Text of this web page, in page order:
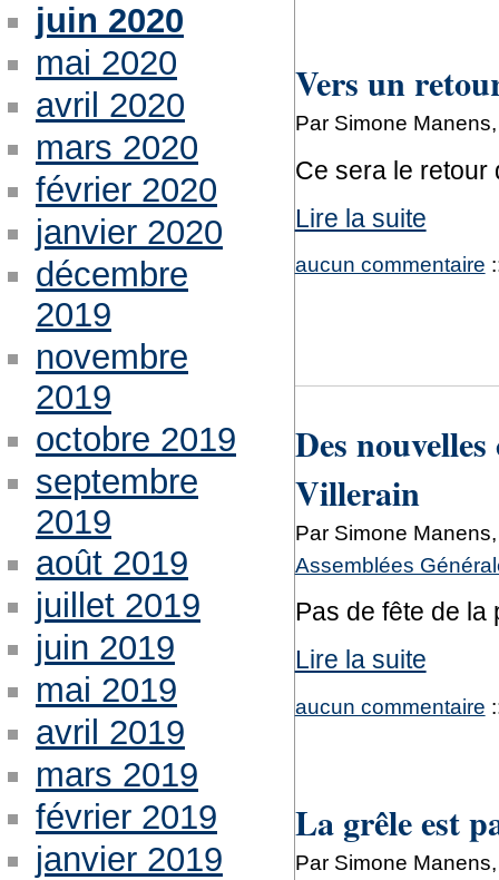
Vers un
Par Simone
Ce sera le retour
Lire la suite
aucun commentaire
Des
Villerain
Par Simone
Assemblées
Pas de fête de la
Lire la suite
aucun commentaire
La grêle est
Par Simone
juin 2020
mai 2020
avril 2020
mars 2020
février 2020
janvier 2020
décembre
2019
novembre
2019
octobre 2019
septembre
2019
août 2019
juillet 2019
juin 2019
mai 2019
avril 2019
mars 2019
février 2019
janvier 2019